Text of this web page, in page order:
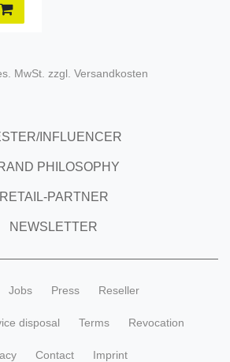
MwSt. zzgl. Versandkosten
INFLUENCER
PHILOSOPHY
RETAIL-PARTNER
NEWSLETTER
Jobs Press Reseller
disposal Terms Revocation
Contact Imprint